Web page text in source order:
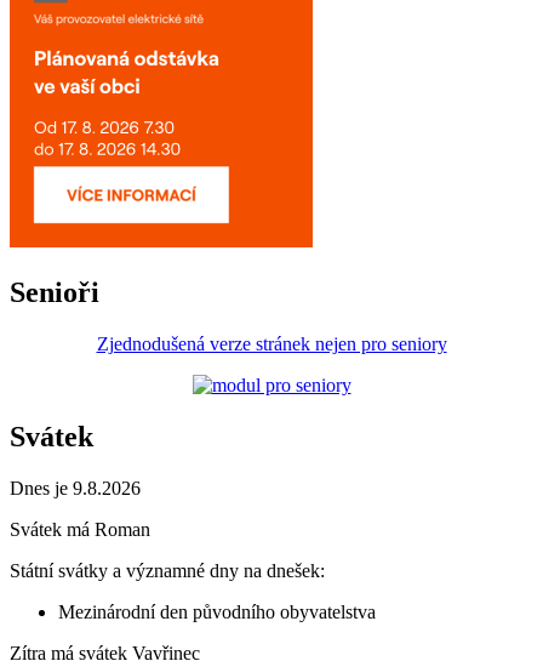
Senioři
Zjednodušená verze stránek nejen pro seniory
Svátek
Dnes je 9.8.2026
Svátek má Roman
Státní svátky a významné dny na dnešek:
Mezinárodní den původního obyvatelstva
Zítra má svátek Vavřinec